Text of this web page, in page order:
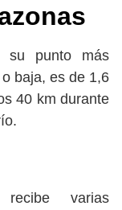
su punto más
baja, es de 1,6
40 km durante
varias